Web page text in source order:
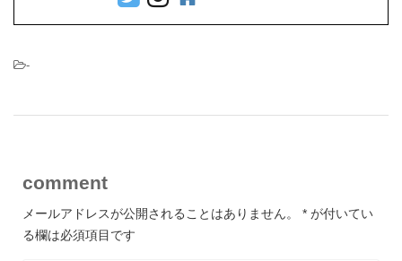
-
comment
メールアドレスが公開されることはありません。 * が付いてい
る欄は必須項目です